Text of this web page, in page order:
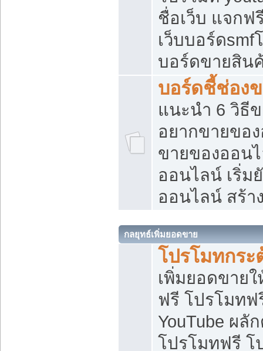
ชื่อเว็บ แจกฟ
เว็บบอร์ดsmf
บอร์ดขายสิน
บอร์ดชี้ช่อง
แนะนำ 6 วิธี
อยากขายขอ
ขายของออน
ออนไลน์ เริ่ม
ออนไลน์ สร้า
กลยุทธ์เพิ่มยอดขาย
โปรโมทกร
เพิ่มยอดขายใ
ฟรี โปรโมทฟ
YouTube ผลั
โปรโมทฟรี โ